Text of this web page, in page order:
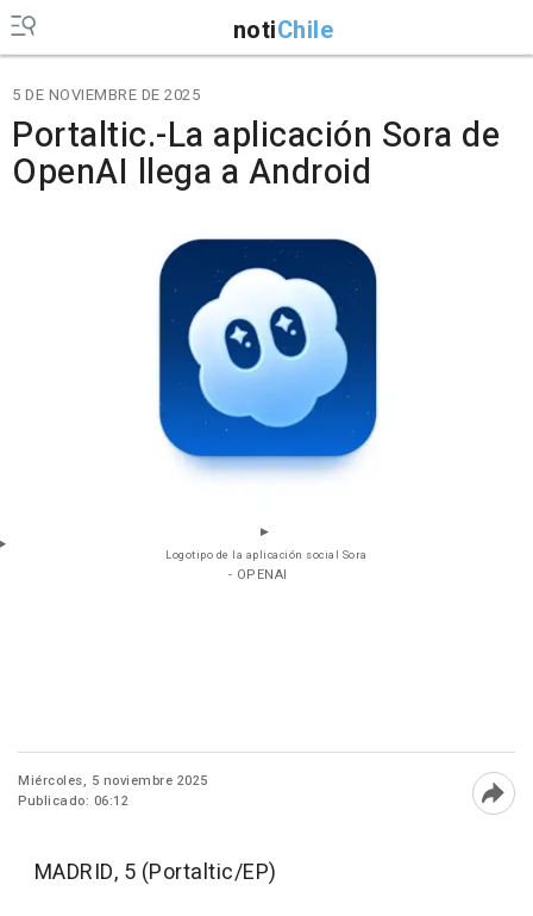
notiChile
5 DE NOVIEMBRE DE 2025
Portaltic.-La aplicación Sora de
OpenAI llega a Android
Logotipo de la aplicación social Sora
- OPENAI
Miércoles, 5 noviembre 2025
Publicado: 06:12
MADRID, 5 (Portaltic/EP)